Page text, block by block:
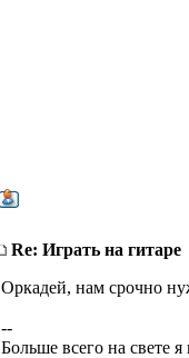
Re: Играть на гитаре
Оркадей, нам срочно
--
Больше всего на свете